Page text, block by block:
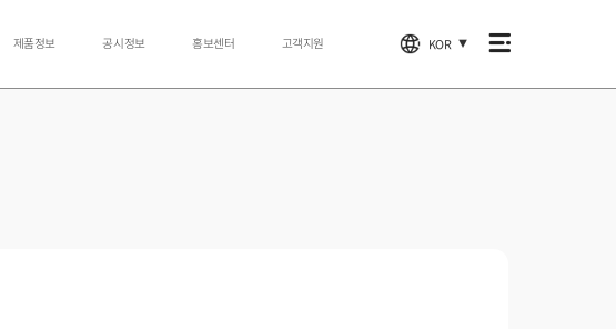
제품정보 공시정보 홍보센터 고객지원 KOR ▼